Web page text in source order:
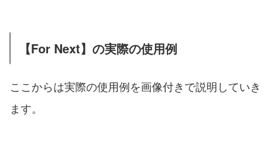
【For Next】の実際の使用例
ここからは実際の使用例を画像付きで説明していき
ます。